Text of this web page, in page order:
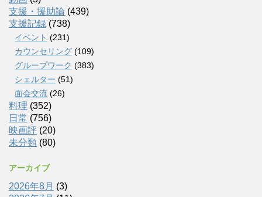
支援・援助論 (439)
支援記録 (738)
イベント (231)
カウンセリング (109)
グループワーク (383)
シェルター (51)
面会交流 (26)
料理 (352)
日常 (756)
映画評 (20)
未分類 (80)
アーカイブ
2026年8月 (3)